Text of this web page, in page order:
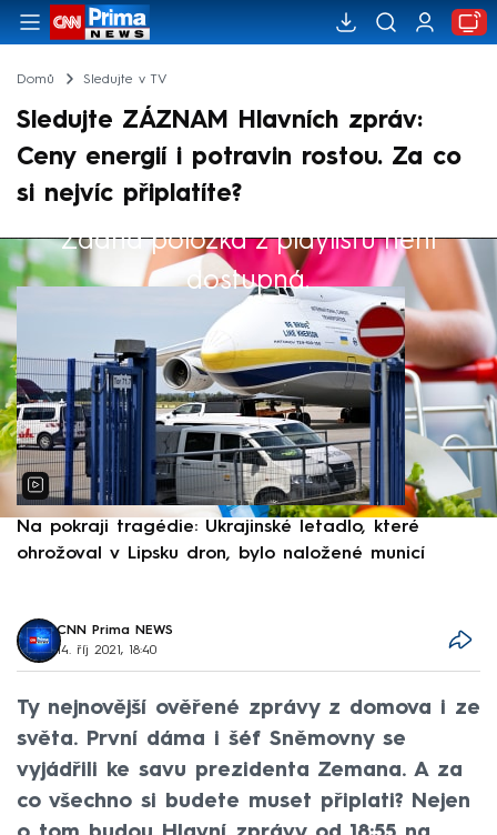
Domů Sledujte v TV
Sledujte ZÁZNAM Hlavních zpráv:
Ceny energií i potravin rostou. Za co
si nejvíc připlatíte?
Žádná položka z playlistu není
dostupná.
Výběr redakce
Na pokraji tragédie: Ukrajinské letadlo, které
ohrožoval v Lipsku dron, bylo naložené municí
CNN Prima NEWS
14. říj 2021, 18:40
Ty nejnovější ověřené zprávy z domova i ze
světa. První dáma i šéf Sněmovny se
vyjádřili ke savu prezidenta Zemana. A za
co všechno si budete muset připlati? Nejen